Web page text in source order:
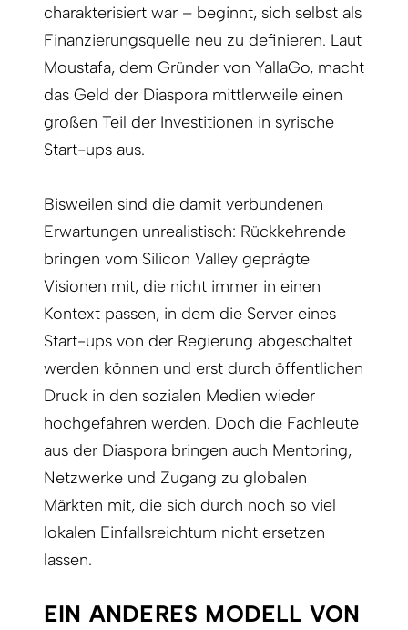
charakterisiert war – beginnt, sich selbst als
Finanzierungsquelle neu zu definieren. Laut
Moustafa, dem Gründer von YallaGo, macht
das Geld der Diaspora mittlerweile einen
großen Teil der Investitionen in syrische
Start-ups aus.
Bisweilen sind die damit verbundenen
Erwartungen unrealistisch: Rückkehrende
bringen vom Silicon Valley geprägte
Visionen mit, die nicht immer in einen
Kontext passen, in dem die Server eines
Start-ups von der Regierung abgeschaltet
werden können und erst durch öffentlichen
Druck in den sozialen Medien wieder
hochgefahren werden. Doch die Fachleute
aus der Diaspora bringen auch Mentoring,
Netzwerke und Zugang zu globalen
Märkten mit, die sich durch noch so viel
lokalen Einfallsreichtum nicht ersetzen
lassen.
EIN ANDERES MODELL VON